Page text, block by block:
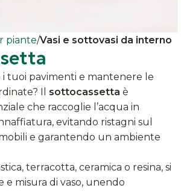
piante Vasi e sottovasi da interno
tuoi pavimenti e mantenere le
Il sottocassetta è
che raccoglie l’acqua in
evitando ristagni sul
e garantendo un ambiente
terracotta, ceramica o resina, si
e misura di vaso, unendo